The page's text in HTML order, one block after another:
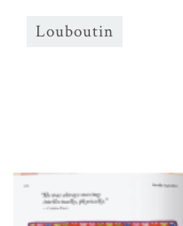
Louboutin